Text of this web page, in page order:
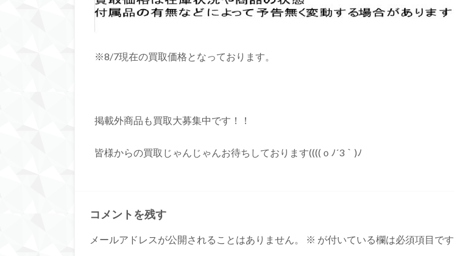
※8/7現在の買取価格となっております。
掲載外商品も買取大募集中です！！
皆様からの買取じゃんじゃんお待ちしております((((ｏﾉ´3｀)ﾉ
コメントを残す
メールアドレスが公開されることはありません。 ※ が付いている欄は必須項目です